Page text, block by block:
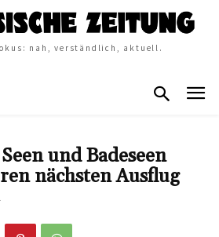
nah, verständlich, aktuell.
und Badeseen
nächsten Ausflug